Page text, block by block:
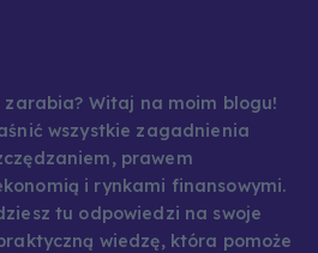
zarabia? Witaj na moim blogu!
wszystkie zagadnienia
prawem
i rynkami finansowymi.
tu odpowiedzi na swoje
wiedzę, która pomoże